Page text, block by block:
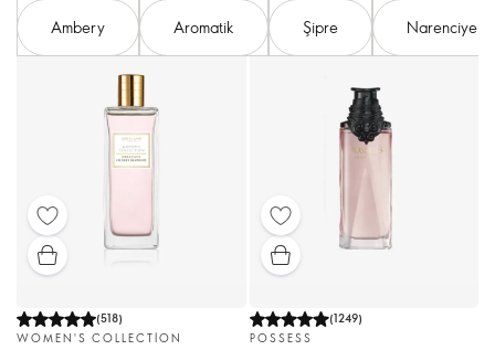
Ambery
Aromatik Şipre Narenciye
(518)
WOMEN'S COLLECTION
(1249)
POSSESS